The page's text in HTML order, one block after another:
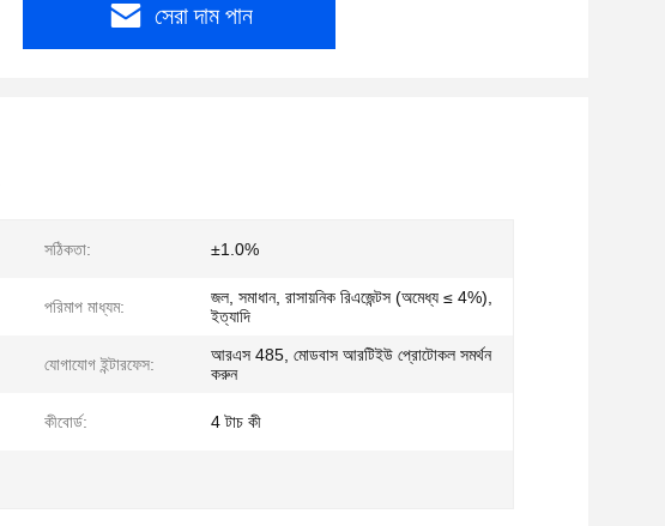
সেরা দাম পান
সঠিকতা: ±1.0%
পরিমাপ মাধ্যম:
জল, সমাধান, রাসায়নিক রিএজেন্টস (অমেধ্য ≤ 4%),
ইত্যাদি
যোগাযোগ ইন্টারফেস:
আরএস 485, মোডবাস আরটিইউ প্রোটোকল সমর্থন
করুন
কীবোর্ড: 4 টাচ কী